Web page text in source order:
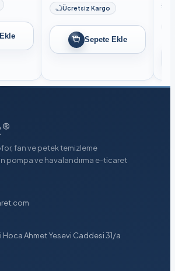
Ücretsiz Kargo
Sepete Ekle
fan ve petek temizleme
pompa ve havalandırma e-ticaret
Hoca Ahmet Yesevi Caddesi 31/a